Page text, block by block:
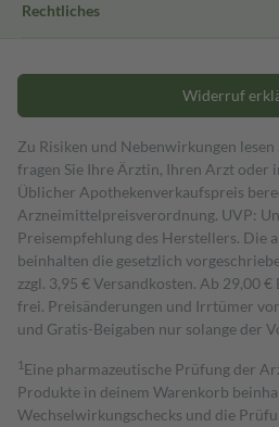
Rechtliches
Widerruf
Zu Risiken und Nebenwirkungen lesen
fragen Sie Ihre Ärztin, Ihren Arzt oder
Üblicher Apothekenverkaufspreis
Arzneimittelpreisverordnung. UVP:
Preisempfehlung des Herstellers. Die
beinhalten die gesetzlich
zzgl. 3,95 € Versandkosten. Ab 29,00
frei. Preisänderungen und Irrtümer
und Gratis-Beigaben nur solange der
1 Eine pharmazeutische Prüfung der
Produkte in deinem Warenkorb
Wechselwirkungschecks und die